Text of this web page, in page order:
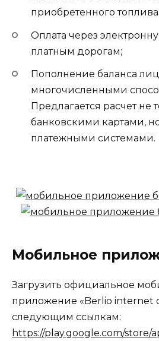
приобретенного топлива;
Оплата через
платным дорогам;
Пополнение баланса
многочисленными
Предлагается расчет не
банковскими картами,
платежными системами.
Мобильное
Загрузить официальное
приложение «Berlio internet
следующим ссылкам:
https://play.google.com/store/